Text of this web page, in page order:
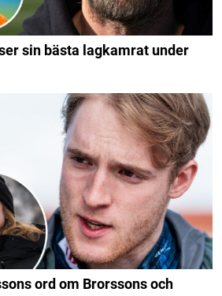
sin bästa lagkamrat under
ord om Brorssons och